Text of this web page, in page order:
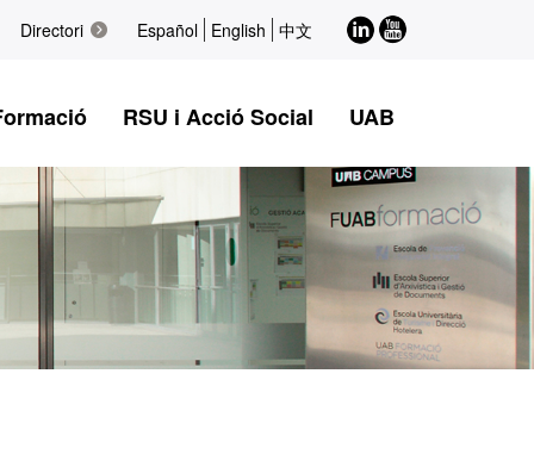
Directori Español English 中文 LinkedIn
Youtube
RSU i Acció Social UAB